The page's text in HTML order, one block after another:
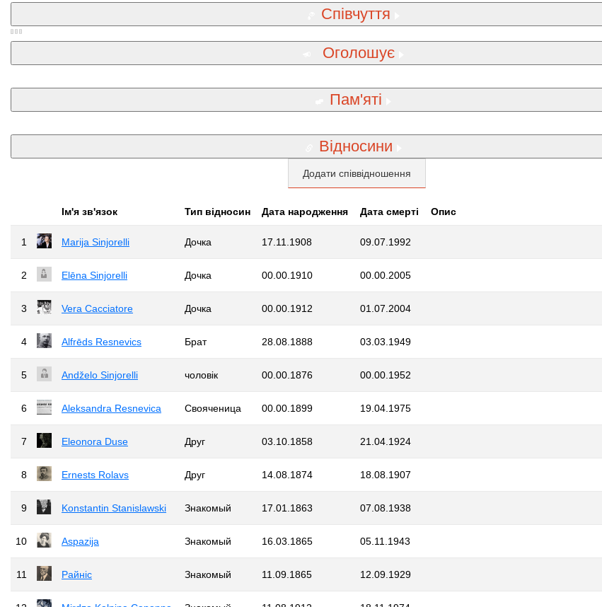
Співчуття
Оголошує
Пам'яті
Відносини
Додати співвідношення
Iм'я зв'язок Тип відносин Дата народження Дата смерті Опис
1 Marija Sinjorelli Дочка 17.11.1908 09.07.1992
2 Elēna Sinjorelli Дочка 00.00.1910 00.00.2005
3 Vera Cacciatore Дочка 00.00.1912 01.07.2004
4 Alfrēds Resnevics Брат 28.08.1888 03.03.1949
5 Andželo Sinjorelli чоловік 00.00.1876 00.00.1952
6 Aleksandra Resnevica Свояченица 00.00.1899 19.04.1975
7 Eleonora Duse Друг 03.10.1858 21.04.1924
8 Ernests Rolavs Друг 14.08.1874 18.08.1907
9 Konstantin Stanislawski Знакомый 17.01.1863 07.08.1938
10 Aspazija Знакомый 16.03.1865 05.11.1943
11 Райніс Знакомый 11.09.1865 12.09.1929